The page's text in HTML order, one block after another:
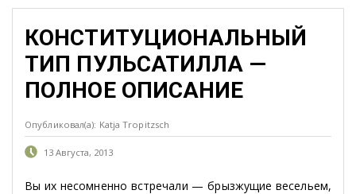
КОНСТИТУЦИОНАЛЬНЫЙ
ТИП ПУЛЬСАТИЛЛА —
ПОЛНОЕ ОПИСАНИЕ
Опубликовал(а): Katja Tropitzsch
13 Августа, 2013
Вы их несомненно встречали — брызжущие весельем,